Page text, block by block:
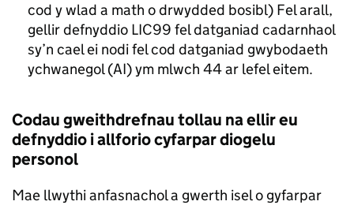
cod y wlad a math o drwydded bosibl) Fel arall,
gellir defnyddio LIC99 fel datganiad cadarnhaol
sy’n cael ei nodi fel cod datganiad gwybodaeth
ychwanegol (AI) ym mlwch 44 ar lefel eitem.
Codau gweithdrefnau tollau na ellir eu
defnyddio i allforio cyfarpar diogelu
personol
Mae llwythi anfasnachol a gwerth isel o gyfarpar